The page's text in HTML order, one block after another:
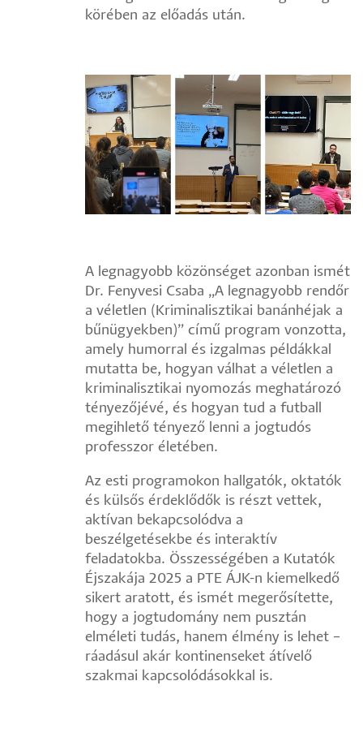
körében az előadás után.
A legnagyobb közönséget azonban ismét
Dr. Fenyvesi Csaba „A legnagyobb rendőr
a véletlen (Kriminalisztikai banánhéjak a
bűnügyekben)” című program vonzotta,
amely humorral és izgalmas példákkal
mutatta be, hogyan válhat a véletlen a
kriminalisztikai nyomozás meghatározó
tényezőjévé, és hogyan tud a futball
megihlető tényező lenni a jogtudós
professzor életében.
Az esti programokon hallgatók, oktatók
és külsős érdeklődők is részt vettek,
aktívan bekapcsolódva a
beszélgetésekbe és interaktív
feladatokba. Összességében a Kutatók
Éjszakája 2025 a PTE ÁJK-n kiemelkedő
sikert aratott, és ismét megerősítette,
hogy a jogtudomány nem pusztán
elméleti tudás, hanem élmény is lehet –
ráadásul akár kontinenseket átívelő
szakmai kapcsolódásokkal is.